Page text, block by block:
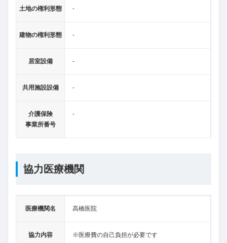
土地の権利形態 -
建物の権利形態 -
居室設備 -
共用施設設備 -
介護保険
事業所番号
-
協力医療機関
医療機関名 高橋医院
協力内容 ※医療費の自己負担が必要です